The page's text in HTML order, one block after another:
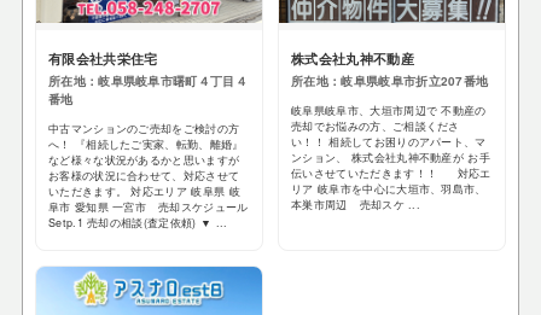
有限会社共栄住宅
所在地：岐阜県岐阜市曙町４丁目４
番地
中古マンションのご売却をご検討の方
へ！ 『相続したご実家、転勤、離婚』
など様々な状況があるかと思いますが
お客様の状況に合わせて、対応させて
いただきます。 対応エリア 岐阜県 岐
阜市 愛知県 一宮市 売却スケジュール
Setp.1 売却の相談(査定依頼) ▼ ...
株式会社丸神不動産
所在地：岐阜県岐阜市折立207番地
岐阜県岐阜市、大垣市周辺で 不動産の
売却でお悩みの方、ご相談くださ
い！！ 相続してお困りのアパート、マ
ンション、 株式会社丸神不動産が お手
伝いさせていただきます！！ 対応エ
リア 岐阜市を中心に大垣市、羽島市、
本巣市周辺 売却スケ ...